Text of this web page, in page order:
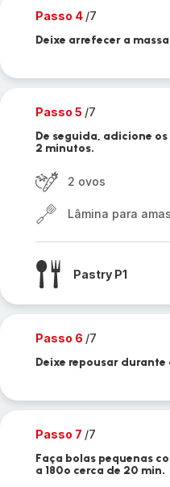
Passo 4 /7
Deixe arrefecer a
Passo 5 /7
De seguida, adicione
2 minutos.
2 ovos
Lâmina para
Pastry P1
Passo 6 /7
Deixe repousar durante
Passo 7 /7
Faça bolas pequenas
a 180º cerca de 20 min.